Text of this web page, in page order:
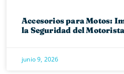
Accesorios para Motos:
la Seguridad del Motorista
junio 9, 2026